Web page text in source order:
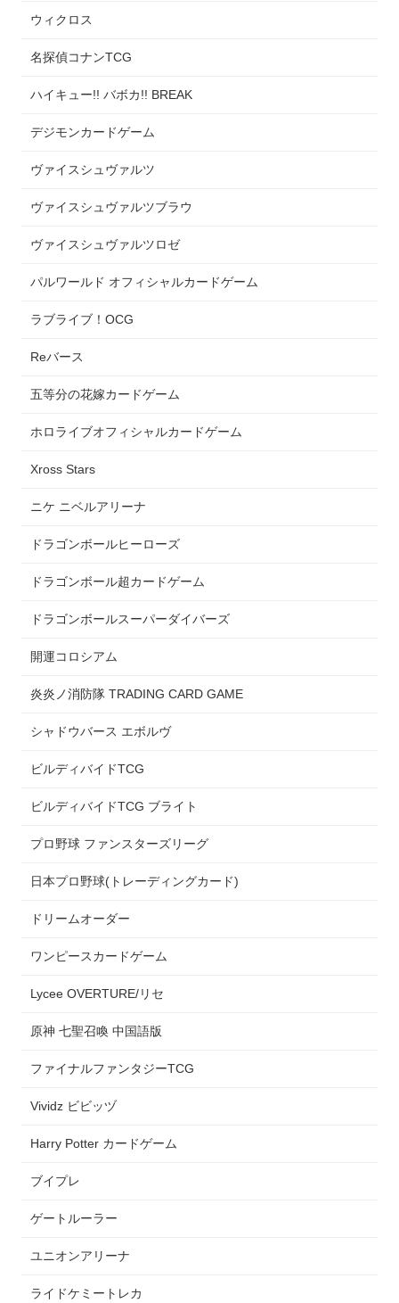
ウィクロス
名探偵コナンTCG
ハイキュー!! バボカ!! BREAK
デジモンカードゲーム
ヴァイスシュヴァルツ
ヴァイスシュヴァルツブラウ
ヴァイスシュヴァルツロゼ
パルワールド オフィシャルカードゲーム
ラブライブ！OCG
Reバース
五等分の花嫁カードゲーム
ホロライブオフィシャルカードゲーム
Xross Stars
ニケ ニベルアリーナ
ドラゴンボールヒーローズ
ドラゴンボール超カードゲーム
ドラゴンボールスーパーダイバーズ
開運コロシアム
炎炎ノ消防隊 TRADING CARD GAME
シャドウバース エボルヴ
ビルディバイドTCG
ビルディバイドTCG ブライト
プロ野球 ファンスターズリーグ
日本プロ野球(トレーディングカード)
ドリームオーダー
ワンピースカードゲーム
Lycee OVERTURE/リセ
原神 七聖召喚 中国語版
ファイナルファンタジーTCG
Vividz ビビッヅ
Harry Potter カードゲーム
ブイプレ
ゲートルーラー
ユニオンアリーナ
ライドケミートレカ